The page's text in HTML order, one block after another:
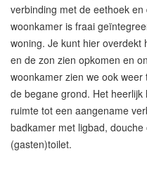
verbinding met de eethoek
woonkamer is fraai
woning. Je kunt hier overdekt
en de zon zien opkomen en
woonkamer zien we ook
de begane grond. Het
ruimte tot een aangename
badkamer met ligbad,
(gasten)toilet.